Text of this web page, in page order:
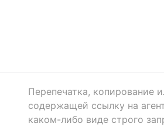
Перепечатка, копирование
содержащей ссылку на
каком-либо виде строго